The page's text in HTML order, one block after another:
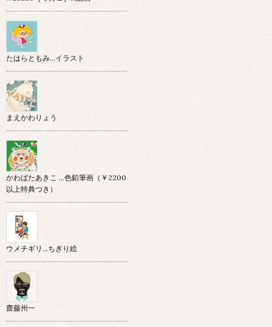
たはらともみ…イラスト
まえかわりょう
かわばたあきこ …色鉛筆画（￥2200
以上特典つき）
ウメチギリ…ちぎり絵
齋藤州一